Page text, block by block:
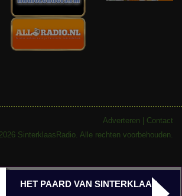
Adverteren
Contact
SinterklaasRadio. Alle rechten voorbehouden.
HET PAARD VAN SINTERKLAAS